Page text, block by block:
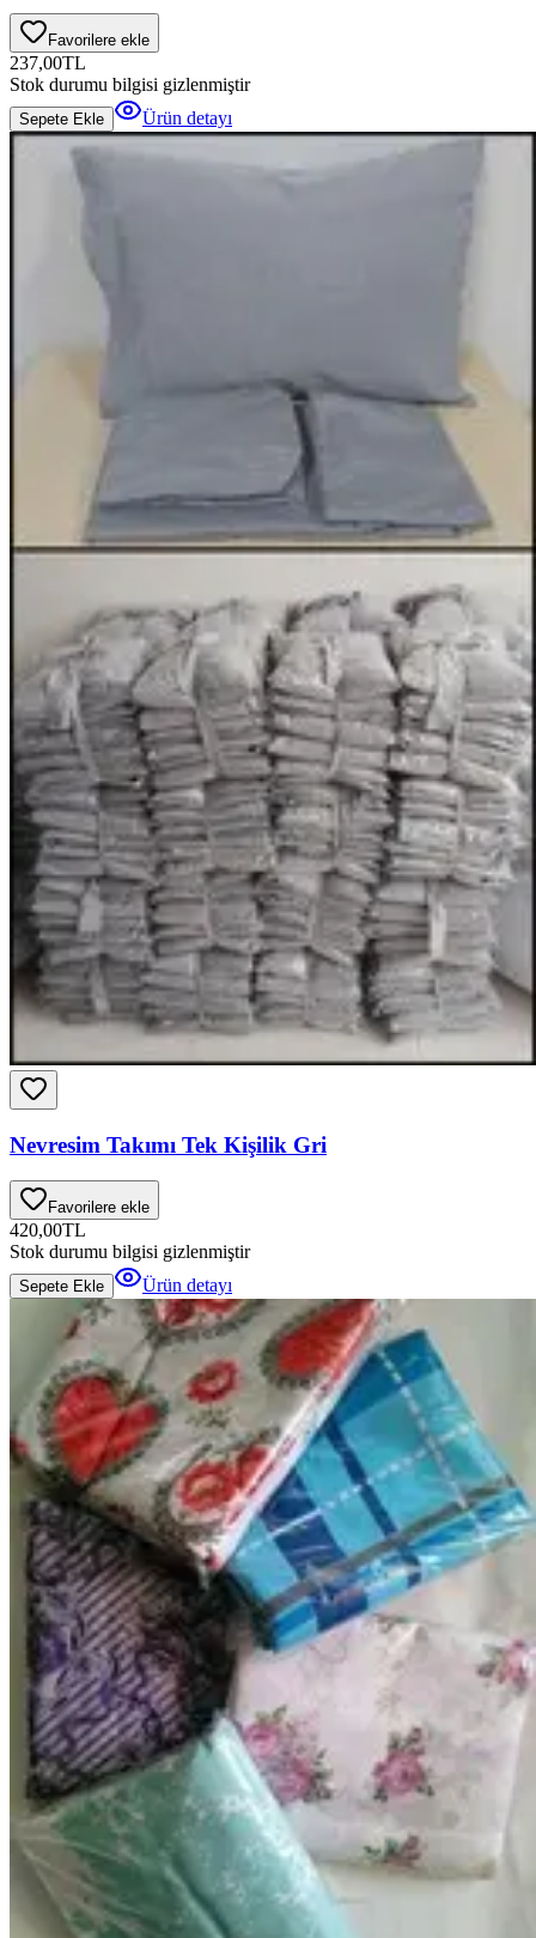
Favorilere ekle
237,00TL
Stok durumu bilgisi gizlenmiştir
Sepete Ekle Ürün detayı
Nevresim Takımı Tek Kişilik Gri
Favorilere ekle
420,00TL
Stok durumu bilgisi gizlenmiştir
Sepete Ekle Ürün detayı